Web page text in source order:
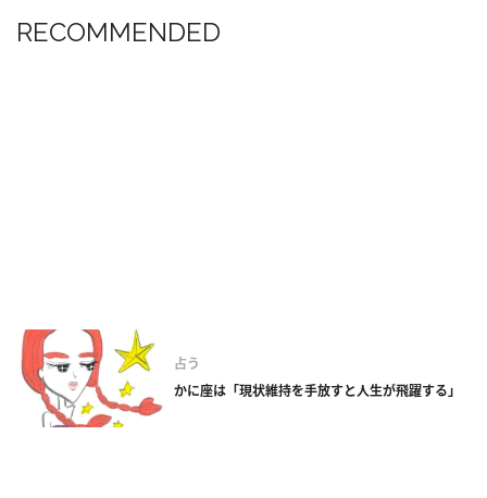
RECOMMENDED
占う
かに座は「現状維持を手放すと人生が飛躍する」